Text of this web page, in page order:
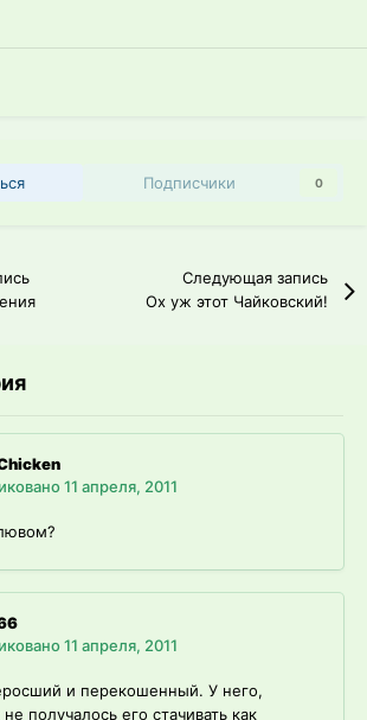
Подписчики 0
Следующая запись
Ох уж этот Чайковский!
11 апреля, 2011
11 апреля, 2011
и перекошенный. У него,
получалось его стачивать как